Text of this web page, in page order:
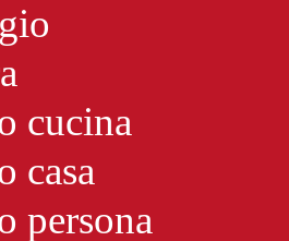
cucina
casa
persona